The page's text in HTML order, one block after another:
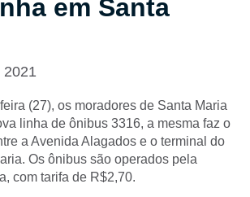
em Santa
2021
(27), os moradores de Santa Maria
linha de ônibus 3316, a mesma faz o
a Avenida Alagados e o terminal do
Os ônibus são operados pela
com tarifa de R$2,70.